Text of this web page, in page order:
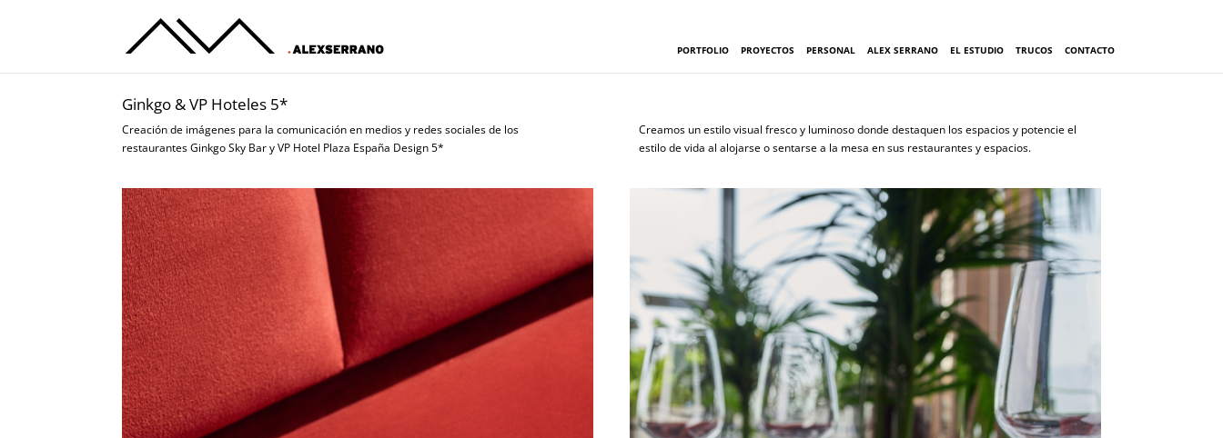
PORTFOLIO PROYECTOS PERSONAL ALEX SERRANO EL ESTUDIO TRUCOS CONTACTO
Ginkgo & VP Hoteles 5*
Creación de imágenes para la comunicación en medios y redes sociales de los
restaurantes Ginkgo Sky Bar y VP Hotel Plaza España Design 5*
Creamos un estilo visual fresco y luminoso donde destaquen los espacios y potencie el
estilo de vida al alojarse o sentarse a la mesa en sus restaurantes y espacios.